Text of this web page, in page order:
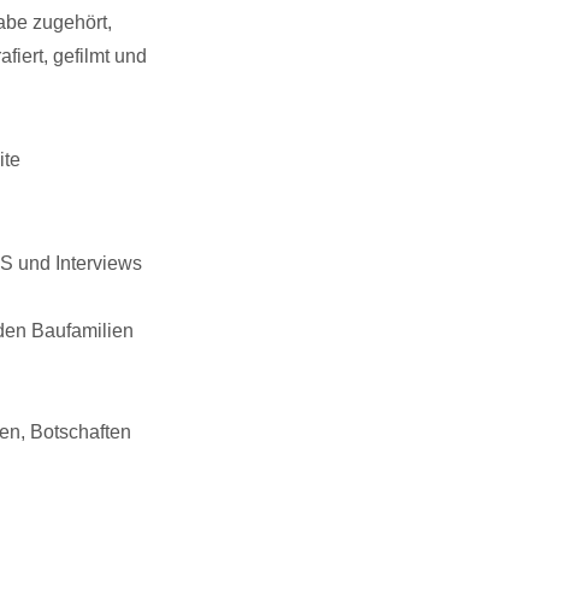
zugehört,
gefilmt und
und Interviews
Baufamilien
Botschaften